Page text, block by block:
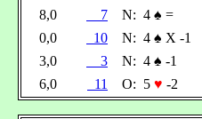
8,0
7 N: 4 ♠ =
0,0
10 N: 4 ♠ X -1
3,0
3 N: 4 ♠ -1
6,0
11 O: 5 ♥ -2